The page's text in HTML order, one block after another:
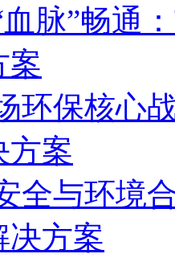
脉”畅通
案
环保核心
方案
全与环境
决方案